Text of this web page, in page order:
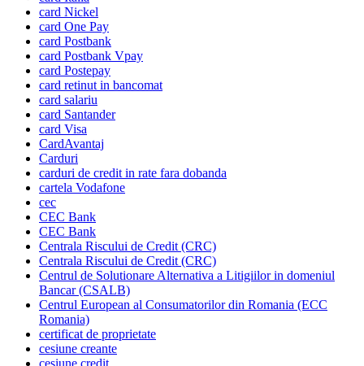
card Nickel
card One Pay
card Postbank
card Postbank Vpay
card Postepay
card retinut in bancomat
card salariu
card Santander
card Visa
CardAvantaj
Carduri
carduri de credit in rate fara dobanda
cartela Vodafone
cec
CEC Bank
CEC Bank
Centrala Riscului de Credit (CRC)
Centrala Riscului de Credit (CRC)
Centrul de Solutionare Alternativa a Litigiilor in domeniul
Bancar (CSALB)
Centrul European al Consumatorilor din Romania (ECC
Romania)
certificat de proprietate
cesiune creante